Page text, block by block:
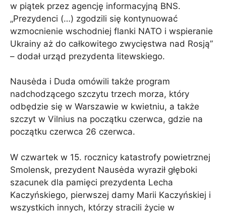
w piątek przez agencję informacyjną BNS.
„Prezydenci (…) zgodzili się kontynuować
wzmocnienie wschodniej flanki NATO i wspieranie
Ukrainy aż do całkowitego zwycięstwa nad Rosją”
– dodał urząd prezydenta litewskiego.
Nausėda i Duda omówili także program
nadchodzącego szczytu trzech morza, który
odbędzie się w Warszawie w kwietniu, a także
szczyt w Vilnius na początku czerwca, gdzie na
początku czerwca 26 czerwca.
W czwartek w 15. rocznicy katastrofy powietrznej
Smolensk, prezydent Nausėda wyraził głęboki
szacunek dla pamięci prezydenta Lecha
Kaczyńskiego, pierwszej damy Marii Kaczyńskiej i
wszystkich innych, którzy stracili życie w